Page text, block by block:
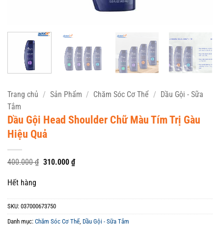
Trang chủ / Sản Phẩm / Chăm Sóc Cơ Thể / Dầu Gội - Sữa
Tắm
Dầu Gội Head Shoulder Chữ Màu Tím Trị Gàu
Hiệu Quả
400.000₫ Giá
310.000 ₫Giá
hiện
Hết hàng
SKU: 037000673750
Danh mục: Chăm Sóc Cơ Thể, Dầu Gội - Sữa Tắm